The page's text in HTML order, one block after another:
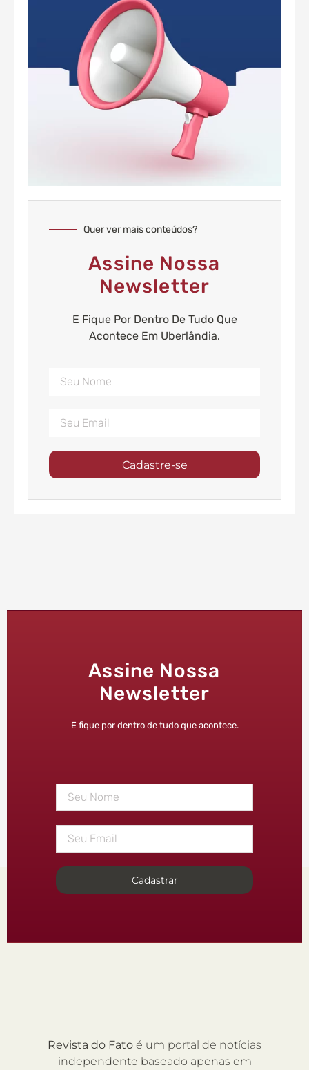
Quer ver mais conteúdos?
Assine Nossa
Newsletter
E Fique Por Dentro De Tudo Que
Acontece Em Uberlândia.
Cadastre-se
Assine Nossa
Newsletter
E fique por dentro de tudo que acontece.
Cadastrar
Revista do Fato é um portal de notícias
independente baseado apenas em